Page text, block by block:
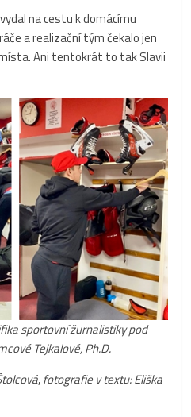
na cestu k domácímu
a realizační tým čekalo jen
Ani tentokrát to tak Slavii
sportovní žurnalistiky pod
Tejkalové, Ph.D.
,fotografie v textu: Eliška